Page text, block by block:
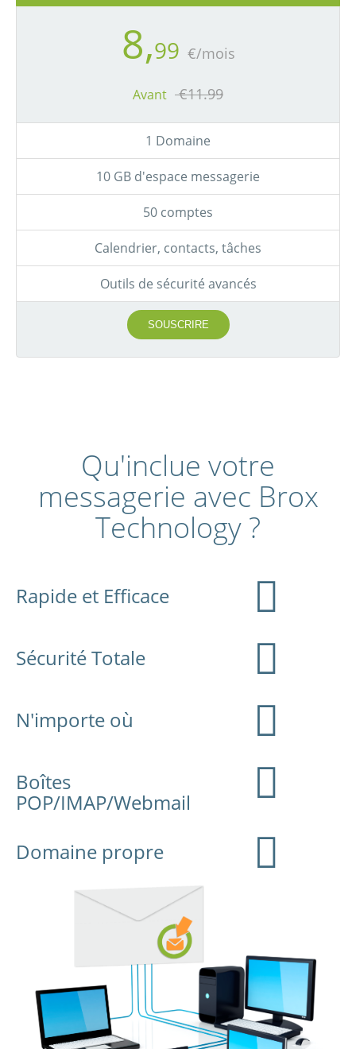
8,99 €/mois
Avant €11.99
1 Domaine
10 GB d'espace messagerie
50 comptes
Calendrier, contacts, tâches
Outils de sécurité avancés
SOUSCRIRE
Qu'inclue votre
messagerie avec Brox
Technology ?
Rapide et Efficace
Sécurité Totale
N'importe où
Boîtes
POP/IMAP/Webmail
Domaine propre